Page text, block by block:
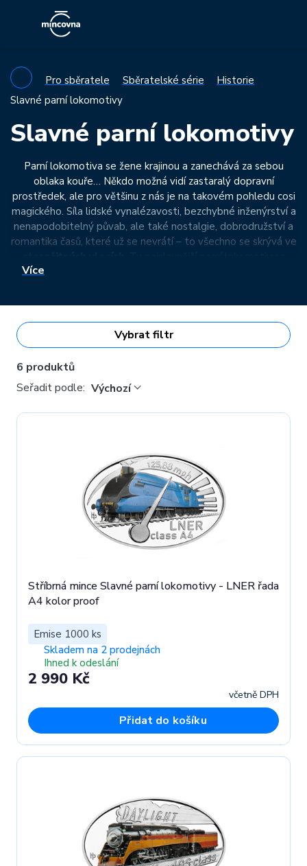
Pro sběratele Sběratelské série
Historie
Slavné parní lokomotivy
Slavné parní lokomotivy
Parní lokomotiva se žene krajinou a zanechává za sebou
oblaka kouře… Někdo možná vidí zastaralý dopravní
prostředek, ale pro většinu z nás je na takovém pohledu cosi
magického. Síla lidské vynalézavosti, bezchybné inženýrství a
nenapodobitelný půvab, ale také nostalgie, dobrodružství a
romantika časů, které už se nevrátí – to všechno se skrývá ve
celého světa připomíná cyklus
Více
Vybrat filtr
6 produktů
Seřadit podle: Výchozí
Stříbrná mince Slavné parní lokomotivy - LNER řada
A4 kolor proof
Emise 1000 ks
Skladem na 2 prodejnách
Ihned k odeslání
2 990 Kč
včetně DPH
Přidat do košíku